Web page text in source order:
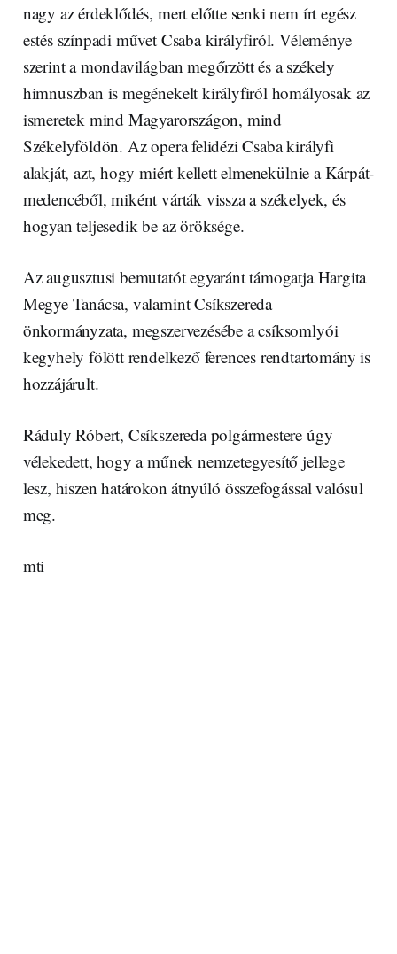
nagy az érdeklődés, mert előtte senki nem írt egész
estés színpadi művet Csaba királyfiról. Véleménye
szerint a mondavilágban megőrzött és a székely
himnuszban is megénekelt királyfiról homályosak az
ismeretek mind Magyarországon, mind
Székelyföldön. Az opera felidézi Csaba királyfi
alakját, azt, hogy miért kellett elmenekülnie a Kárpát-
medencéből, miként várták vissza a székelyek, és
hogyan teljesedik be az öröksége.
Az augusztusi bemutatót egyaránt támogatja Hargita
Megye Tanácsa, valamint Csíkszereda
önkormányzata, megszervezésébe a csíksomlyói
kegyhely fölött rendelkező ferences rendtartomány is
hozzájárult.
Ráduly Róbert, Csíkszereda polgármestere úgy
vélekedett, hogy a műnek nemzetegyesítő jellege
lesz, hiszen határokon átnyúló összefogással valósul
meg.
mti